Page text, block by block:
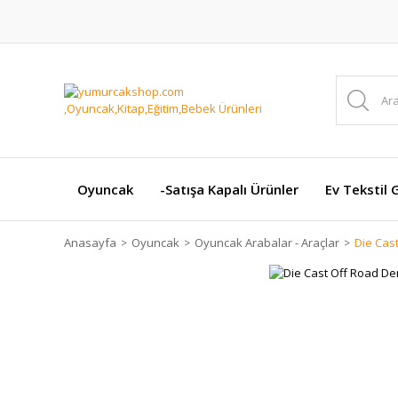
Oyuncak -Satışa Kapalı Ürünler Ev Tekstil
Anasayfa Oyuncak Oyuncak Arabalar - Araçlar Die